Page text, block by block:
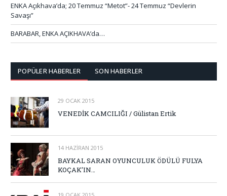
ENKA Açıkhava’da; 20 Temmuz “Metot”- 24 Temmuz “Devlerin
Savaşı”
BARABAR, ENKA AÇIKHAVA’da…
POPÜLER HABERLER SON HABERLER
29 OCAK 2015
VENEDİK CAMCILIĞI / Gülistan Ertik
14 HAZIRAN 2015
BAYKAL SARAN OYUNCULUK ÖDÜLÜ FULYA
KOÇAK’IN…